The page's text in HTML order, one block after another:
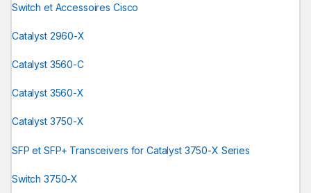
Switch et Accessoires Cisco
Catalyst 2960-X
Catalyst 3560-C
Catalyst 3560-X
Catalyst 3750-X
SFP et SFP+ Transceivers for Catalyst 3750-X Series
Switch 3750-X